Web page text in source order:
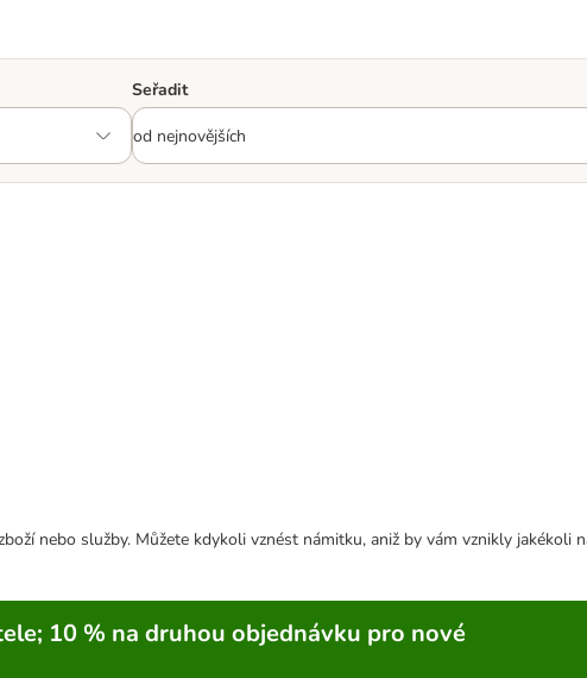
Seřadit
nebo služby. Můžete kdykoli vznést námitku, aniž by vám vznikly jakékoli
10 % na druhou objednávku pro nové